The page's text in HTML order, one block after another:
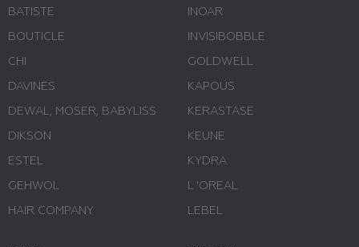
BATISTE
BOUTICLE
CHI
DAVINES
DEWAL, MOSER, BABYLISS
DIKSON
ESTEL
GEHWOL
HAIR COMPANY
INOAR
INVISIBOBBLE
GOLDWELL
KAPOUS
KERASTASE
KEUNE
KYDRA
L 'ОREAL
LEBEL